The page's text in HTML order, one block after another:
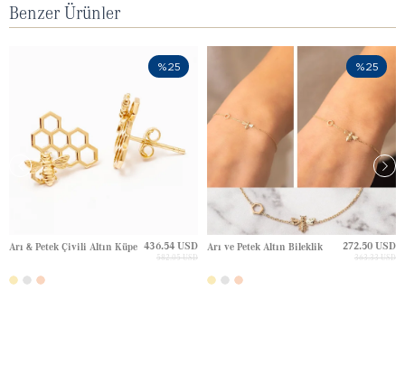
Benzer Ürünler
Arı & Petek Çivili Altın Küpe 436.54 USD
582.05 USD
%25
Arı ve Petek Altın Bileklik 272.50 USD
363.33 USD
%25